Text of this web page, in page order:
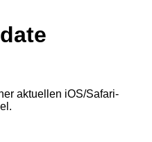
aktuellen iOS/Safari-